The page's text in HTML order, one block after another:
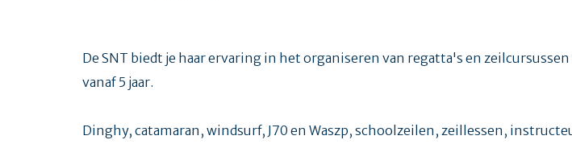
De SNT biedt je haar ervaring in het organiseren van regatta's en
vanaf 5 jaar.
Dinghy, catamaran, windsurf, J70 en Waszp, schoolzeilen, zeillessen,